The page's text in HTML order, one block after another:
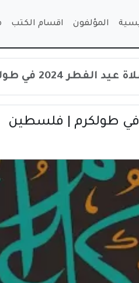
المؤلفون اقسام الكتب
2024 في طولكرم | فلسطين